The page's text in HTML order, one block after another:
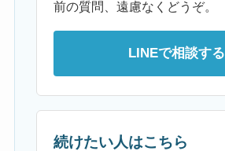
前の質問、遠慮なくどうぞ。
LINEで相談する
続けたい人はこちら